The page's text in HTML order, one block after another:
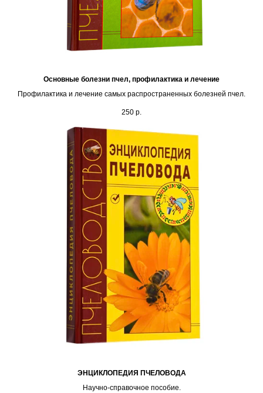
Основные болезни пчел, профилактика и лечение
Профилактика и лечение самых распространенных болезней пчел.
250 р.
ЭНЦИКЛОПЕДИЯ ПЧЕЛОВОДА
Научно-справочное пособие.